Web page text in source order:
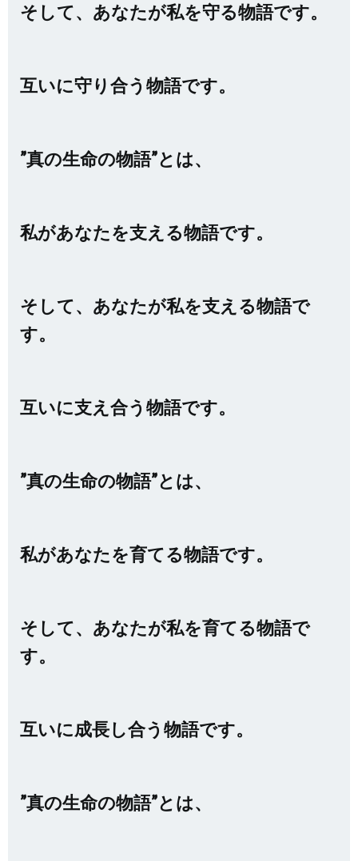
そして、あなたが私を守る物語です。
互いに守り合う物語です。
”真の生命の物語”とは、
私があなたを支える物語です。
そして、あなたが私を支える物語で
す。
互いに支え合う物語です。
”真の生命の物語”とは、
私があなたを育てる物語です。
そして、あなたが私を育てる物語で
す。
互いに成長し合う物語です。
”真の生命の物語”とは、